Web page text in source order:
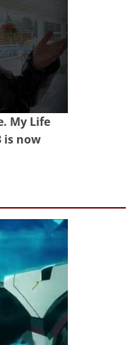
My Life
is now